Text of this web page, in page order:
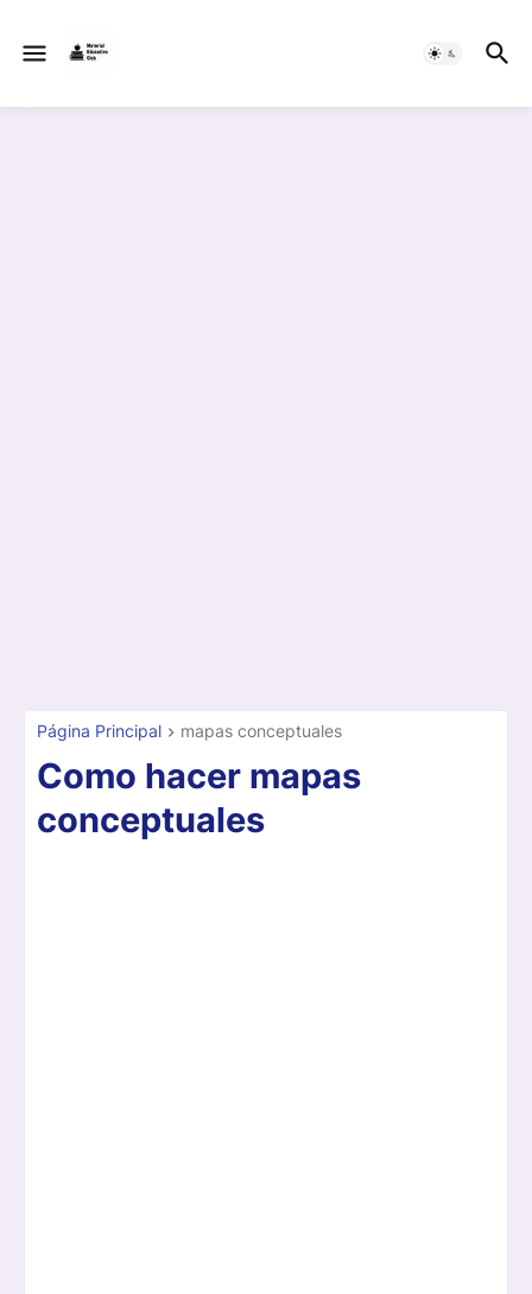
Página Principal mapas conceptuales
Como hacer mapas
conceptuales